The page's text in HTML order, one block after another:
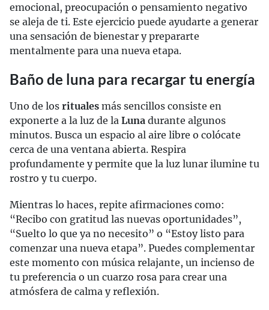
emocional, preocupación o pensamiento negativo
se aleja de ti. Este ejercicio puede ayudarte a generar
una sensación de bienestar y prepararte
mentalmente para una nueva etapa.
Baño de luna para recargar tu energía
Uno de los rituales más sencillos consiste en
exponerte a la luz de la Luna durante algunos
minutos. Busca un espacio al aire libre o colócate
cerca de una ventana abierta. Respira
profundamente y permite que la luz lunar ilumine tu
rostro y tu cuerpo.
Mientras lo haces, repite afirmaciones como:
“Recibo con gratitud las nuevas oportunidades”,
“Suelto lo que ya no necesito” o “Estoy listo para
comenzar una nueva etapa”. Puedes complementar
este momento con música relajante, un incienso de
tu preferencia o un cuarzo rosa para crear una
atmósfera de calma y reflexión.